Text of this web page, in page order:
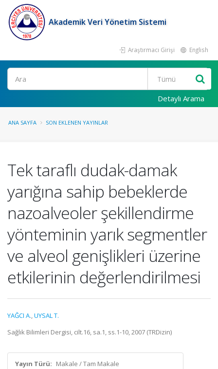
Akademik Veri Yönetim Sistemi
Araştırmacı Girişi English
Ara
Detaylı Arama
ANA SAYFA SON EKLENEN YAYINLAR
Tek taraflı dudak-damak
yarığına sahip bebeklerde
nazoalveoler şekillendirme
yönteminin yarık segmentler
ve alveol genişlikleri üzerine
etkilerinin değerlendirilmesi
YAĞCI A.,UYSAL T.
Sağlık Bilimleri Dergisi, cilt.16, sa.1, ss.1-10, 2007 (TRDizin)
Yayın Türü: Makale / Tam Makale